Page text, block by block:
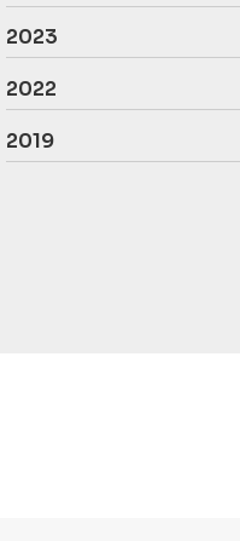
2023
2022
2019